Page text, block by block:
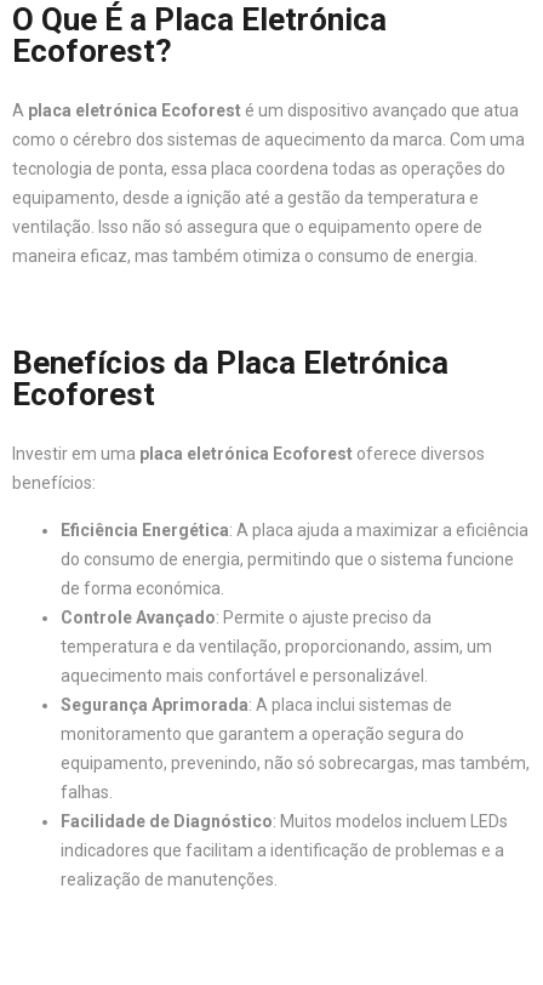
O Que É a Placa Eletrónica
Ecoforest?
A placa eletrónica Ecoforest é um dispositivo avançado que atua
como o cérebro dos sistemas de aquecimento da marca. Com uma
tecnologia de ponta, essa placa coordena todas as operações do
equipamento, desde a ignição até a gestão da temperatura e
ventilação. Isso não só assegura que o equipamento opere de
maneira eficaz, mas também otimiza o consumo de energia.
Benefícios da Placa Eletrónica
Ecoforest
Investir em uma placa eletrónica Ecoforest oferece diversos
benefícios:
Eficiência Energética: A placa ajuda a maximizar a eficiência
do consumo de energia, permitindo que o sistema funcione
de forma económica.
Controle Avançado: Permite o ajuste preciso da
temperatura e da ventilação, proporcionando, assim, um
aquecimento mais confortável e personalizável.
Segurança Aprimorada: A placa inclui sistemas de
monitoramento que garantem a operação segura do
equipamento, prevenindo, não só sobrecargas, mas também,
falhas.
Facilidade de Diagnóstico: Muitos modelos incluem LEDs
indicadores que facilitam a identificação de problemas e a
realização de manutenções.